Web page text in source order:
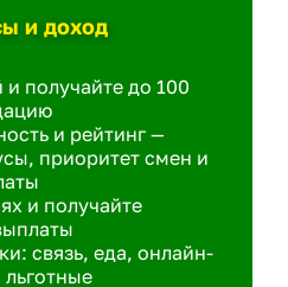
и доход
получайте до 100
и рейтинг —
приоритет смен и
и получайте
связь, еда, онлайн-